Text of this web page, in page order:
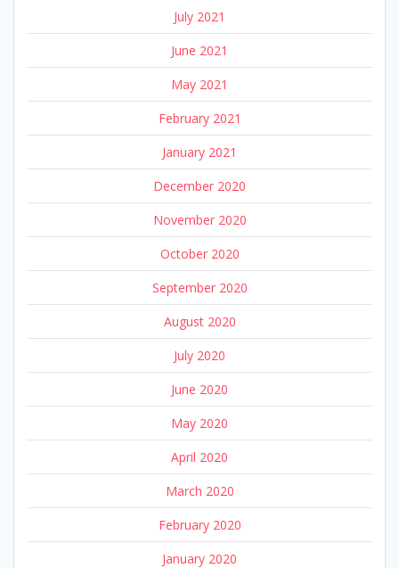
July 2021
June 2021
May 2021
February 2021
January 2021
December 2020
November 2020
October 2020
September 2020
August 2020
July 2020
June 2020
May 2020
April 2020
March 2020
February 2020
January 2020